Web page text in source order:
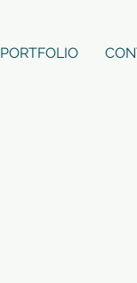
PORTFOLIO